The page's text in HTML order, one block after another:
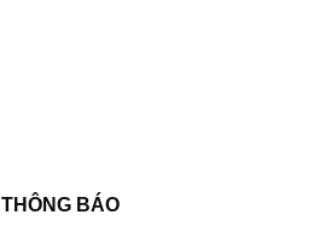
THÔNG BÁO